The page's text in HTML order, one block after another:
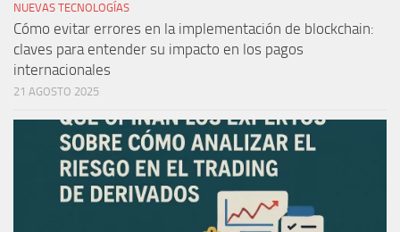
NUEVAS TECNOLOGÍAS
Cómo evitar errores en la implementación de blockchain:
claves para entender su impacto en los pagos
internacionales
21 AGOSTO 2025